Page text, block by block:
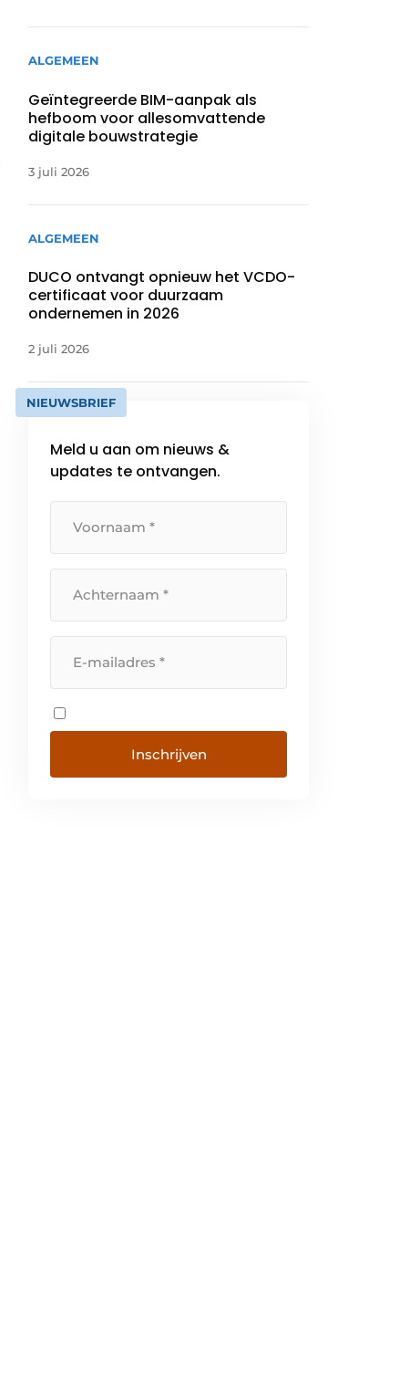
ALGEMEEN
Geïntegreerde BIM-aanpak als
hefboom voor allesomvattende
digitale bouwstrategie
3 juli 2026
ALGEMEEN
DUCO ontvangt opnieuw het VCDO-
certificaat voor duurzaam
ondernemen in 2026
2 juli 2026
NIEUWSBRIEF
Meld u aan om nieuws &
updates te ontvangen.